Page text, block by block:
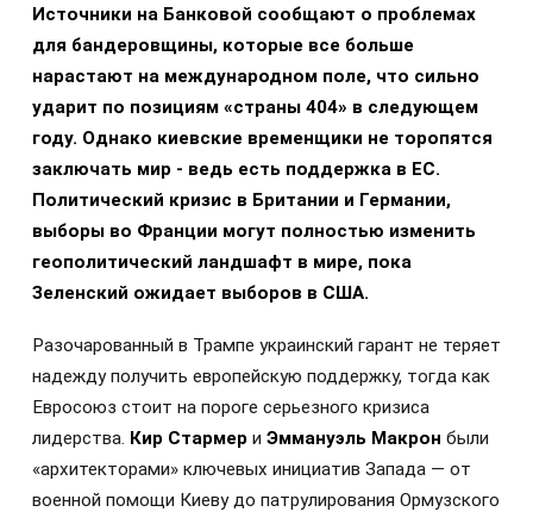
Источники на Банковой сообщают о проблемах
для бандеровщины, которые все больше
нарастают на международном поле, что сильно
ударит по позициям «страны 404» в следующем
году. Однако киевские временщики не торопятся
заключать мир - ведь есть поддержка в ЕС.
Политический кризис в Британии и Германии,
выборы во Франции могут полностью изменить
геополитический ландшафт в мире, пока
Зеленский ожидает выборов в США.
Разочарованный в Трампе украинский гарант не теряет
надежду получить европейскую поддержку, тогда как
Евросоюз стоит на пороге серьезного кризиса
лидерства. Кир Стармер и Эммануэль Макрон были
«архитекторами» ключевых инициатив Запада — от
военной помощи Киеву до патрулирования Ормузского